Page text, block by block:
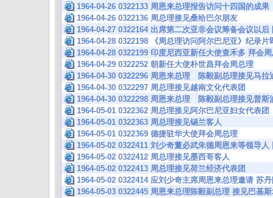
1964-04-26 0322133 周恩来总理报告访问十四国的成果
1964-04-26 0322136 周总理接见桑给巴尔朋友
1964-04-27 0322164 出席第二次亚非会议筹备会议以
1964-04-28 0322198 《周总理访问阿尔巴尼亚》纪录
1964-04-28 0322199 印度尼西亚新任大使查禾多 拜会
1964-04-29 0322252 朝新任大使朴世昌拜会周总理
1964-04-30 0322296 周恩来总理 陈毅副总理接见马拉
1964-04-30 0322297 周总理接见越南文化代表团
1964-04-30 0322298 周恩来总理 陈毅副总理接见普斯
1964-05-01 0322362 周总理接见阿尔巴尼亚妇女代表团
1964-05-01 0322363 周总理接见锡兰客人
1964-05-01 0322369 德捷驻华大使拜会周总理
1964-05-02 0322411 刘少奇董必武朱德周恩来等领导
1964-05-02 0322412 周总理接见墨西哥客人
1964-05-02 0322413 周总理接见荷兰经济代表团
1964-05-02 0322414 应刘少奇主席周恩来总理邀请 苏
1964-05-03 0322445 周恩来总理陈毅副总理 接见巴基